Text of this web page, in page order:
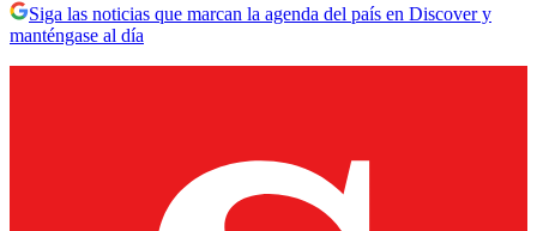
Siga las noticias que marcan la agenda del país en Discover y
manténgase al día